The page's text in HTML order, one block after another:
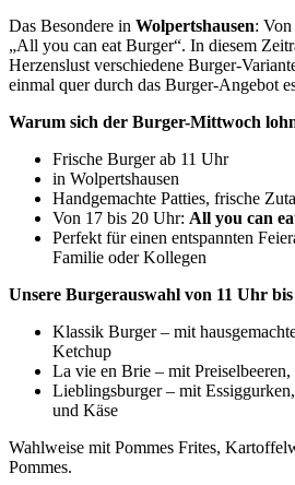
Das Besondere in Wolpertshausen:
„All you can eat Burger“. In diesem
Herzenslust verschiedene Burger-
einmal quer durch das Burger-Angebot
Warum sich der Burger-Mittwoch
Frische Burger ab 11 Uhr
in Wolpertshausen
Handgemachte Patties, frische
Von 17 bis 20 Uhr: All you can
Perfekt für einen entspannten
Familie oder Kollegen
Unsere Burgerauswahl von 11 Uhr
Klassik Burger – mit
Ketchup
La vie en Brie – mit
Lieblingsburger – mit
und Käse
Wahlweise mit Pommes Frites,
Pommes.